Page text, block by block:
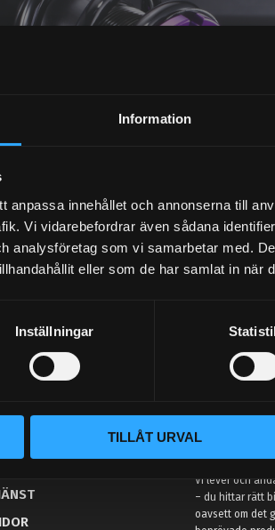
Information
anpassa innehållet och annonserna till
Vi vidarebefordrar även sådana
analysföretag som vi samarbetar med.
eller som de har samlat in när
Inställningar
TILLÅT URVAL
Dina personuppgifter behandlas i enlighet med vår
VÅR
Vi lever och
– du hittar rätt
oavsett om det